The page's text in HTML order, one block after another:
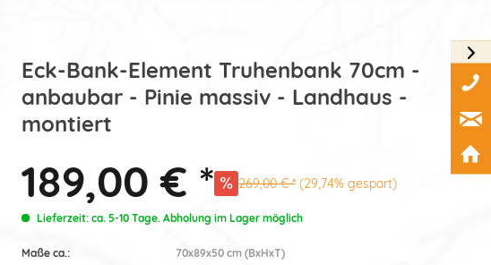
Eck-Bank-Element Truhenbank 70cm -
anbaubar - Pinie massiv - Landhaus -
montiert
189,00 € * 269,00 € * (29,74% gespart)
Lieferzeit: ca. 5-10 Tage. Abholung im Lager möglich
Maße ca.:
70x89x50 cm (BxHxT)